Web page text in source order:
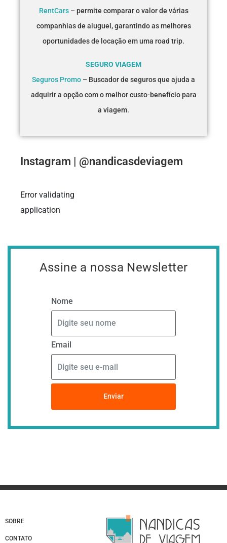
RentCars– permite comparar o valor de várias
companhias de aluguel, garantindo as melhores
oportunidades de locação em uma road trip.
SEGURO VIAGEM
Seguros Promo – Buscador de seguros que ajuda a
adquirir a opção com o melhor custo-benefício para
a viagem.
Instagram | @nandicasdeviagem
Error validating
application
Assine a nossa Newsletter
Nome
Email
Enviar
SOBRE
CONTATO